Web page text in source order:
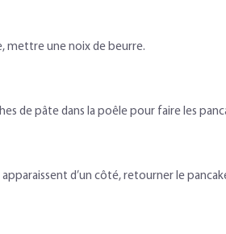
mettre une noix de beurre.
de pâte dans la poêle pour faire les
d’un côté, retourner le